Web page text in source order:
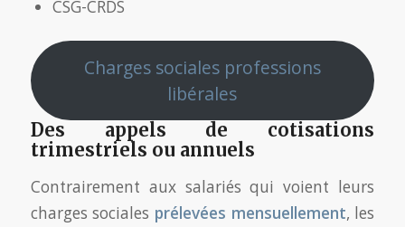
CSG-CRDS
Charges sociales professions
libérales
Des appels de cotisations
trimestriels ou annuels
Contrairement aux salariés qui voient leurs
charges sociales prélevées mensuellement, les